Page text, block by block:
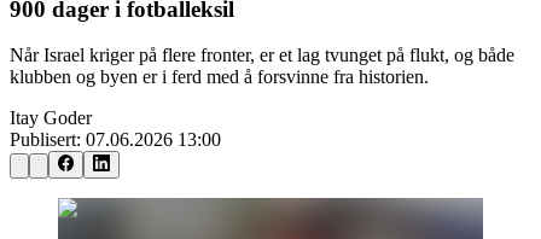
900 dager i fotballeksil
Når Israel kriger på flere fronter, er et lag tvunget på flukt, og både
klubben og byen er i ferd med å forsvinne fra historien.
Itay Goder
Publisert: 07.06.2026 13:00